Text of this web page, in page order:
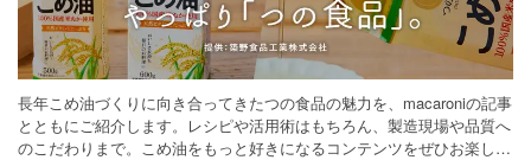
長年こめ油づくりに向き合ってきたつの食品の魅力を、macaroniの記事
とともにご紹介します。レシピや活用術はもちろん、製造現場や品質へ
のこだわりまで。こめ油をもっと好きになるコンテンツをぜひお楽しみ